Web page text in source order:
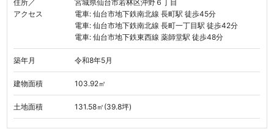
住所／
アクセス
宮城県仙台市若林区沖野６丁目
電車: 仙台市地下鉄南北線 長町駅 徒歩45分
電車: 仙台市地下鉄南北線 長町一丁目駅 徒歩42分
電車: 仙台市地下鉄東西線 薬師堂駅 徒歩48分
築年月 令和8年5月
建物面積 103.92㎡
土地面積 131.58㎡(39.8坪)